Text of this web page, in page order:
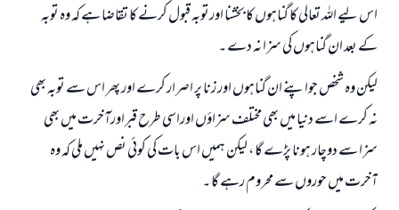
اس لیے اللہ تعالی کا گناہوں کا بخشنا اورتوبہ قبول کرنے کا تقاضا ہے کہ وہ توبہ
کے بعد ان گناہوں کی سزا نہ دے ۔
لیکن وہ شخص جواپنے ان گناہوں اور زنا پر اصرار کرے اور پھر اس سے توبہ بھی
نہ کرے اسے دنیا میں بھی مختلف سزاؤں اوراسی طرح قبراورآخرت میں بھی
سزا سے دوچار ہونا پڑے گا ، لیکن ہمیں اس بات کی کوئی نص نہيں ملی کہ وہ
آخرت میں حوروں سے محروم رہے گا ۔